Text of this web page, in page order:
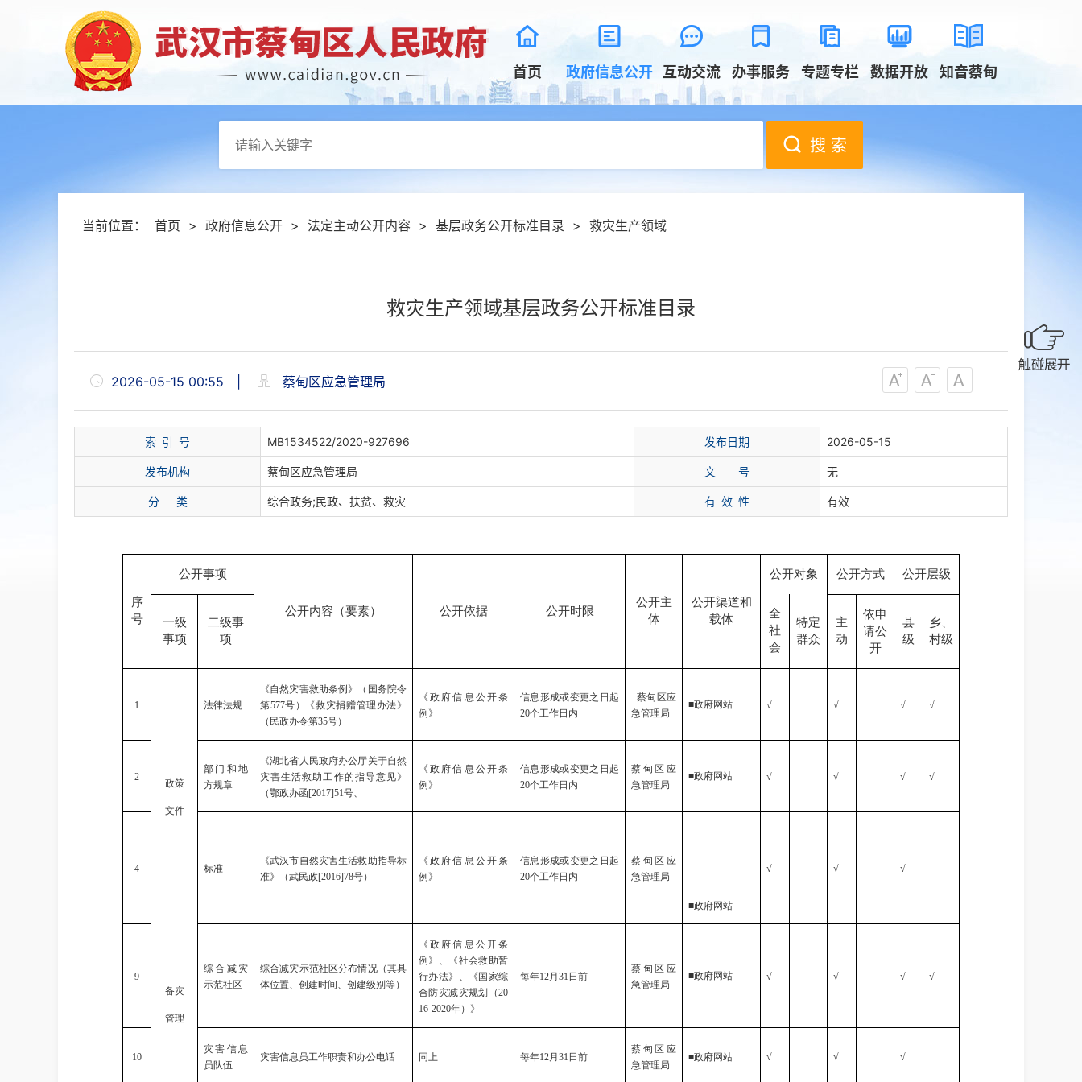
首页 政府信息公开 互动交流 办事服务 专题专栏 数据开放 知音蔡甸
搜 索
当前位置： 首页 > 政府信息公开 > 法定主动公开内容 > 基层政务公开标准目录 > 救灾生产领域
救灾生产领域基层政务公开标准目录
2026-05-15 00:55 蔡甸区应急管理局
索 引 号 MB1534522/2020-927696 发布日期 2026-05-15
发布机构 蔡甸区应急管理局 文 号 无
分 类 综合政务;民政、扶贫、救灾 有 效 性 有效
序
号
公开事项
公开内容（要素） 公开依据 公开时限
公开主
体
公开渠道和
载体
公开对象 公开方式 公开层级
一级
事项
二级事
项
全
社
会
特定
群众
主
动
依申
请公
开
县
级
乡、
村级
1
政策
文件
法律法规
《自然灾害救助条例》（国务院令
第577号）《救灾捐赠管理办法》
（民政办令第35号）
《政府信息公开条
例》
信息形成或变更之日起
20个工作日内
蔡甸区应
急管理 局
■政府网站 √ √ √ √
2
部门和地
方规章
《湖北省人民政府办公厅关于自然
灾害生活救助工作的指导意见》
（鄂政办函[2017]51号、
《政府信息公开条
例》
信息形成或变更之日起
20个工作日内
蔡甸区 应
急管理 局
■政府网站 √ √ √ √
4 标准
《武汉市自然灾害生活救助指导标
准》（武民政[2016]78号）
《政府信息公开条
例》
信息形成或变更之日起
20个工作日内
蔡甸区 应
急管理 局
■政府网站
√ √ √
9
备灾
管理
综合减灾
示范社区
综合减灾示范社区分布情况（其具
体位置、创建时间、创建级别等）
《政府信息公开条
例》、《社会救助暂
行办法》、《国家综
合防灾减灾规划（20
16-2020年）》
每年12月31日前
蔡甸区 应
急管理 局
■政府网站 √ √ √ √
10
灾害信息
员队伍
灾害信息员工作职责和办公电话 同上 每年12月31日前
蔡甸区 应
急管理 局
■政府网站 √ √ √